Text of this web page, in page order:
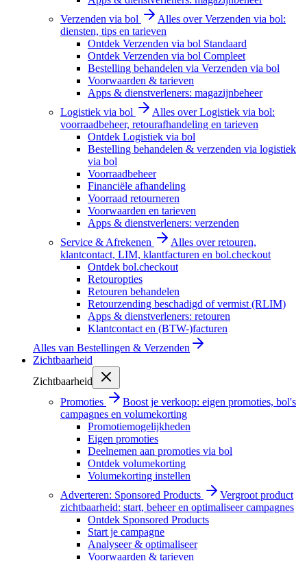
Verzenden via bol
Alles over Verzenden via bol:
diensten, tips en tarieven
Ontdek Verzenden via bol Standaard
Ontdek Verzenden via bol Compleet
Bestelling behandelen via Verzenden via bol
Voorwaarden & tarieven
Apps & dienstverleners: magazijnbeheer
Logistiek via bol
Alles over Logistiek via bol:
voorraadbeheer, retourafhandeling en tarieven
Ontdek Logistiek via bol
Bestelling behandelen & verzenden via logistiek
via bol
Voorraadbeheer
Financiële afhandeling
Voorraad retourneren
Voorwaarden en tarieven
Apps & dienstverleners: verzenden
Service & Afrekenen
Alles over retouren,
klantcontact, LIM, klantfacturen en bol.checkout
Ontdek bol.checkout
Retouropties
Retouren behandelen
Retourzending beschadigd of vermist (RLIM)
Apps & dienstverleners: retouren
Klantcontact en (BTW-)facturen
Alles van Bestellingen & Verzenden
Zichtbaarheid
Zichtbaarheid
Promoties
Boost je verkoop: eigen promoties, bol's
campagnes en volumekorting
Promotiemogelijkheden
Eigen promoties
Deelnemen aan promoties via bol
Ontdek volumekorting
Volumekorting instellen
Adverteren: Sponsored Products
Vergroot product
zichtbaarheid: start, beheer en optimaliseer campagnes
Ontdek Sponsored Products
Start je campagne
Analyseer & optimaliseer
Voorwaarden & tarieven